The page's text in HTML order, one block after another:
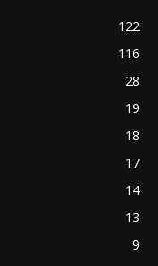
122
116
28
19
18
17
14
13
9